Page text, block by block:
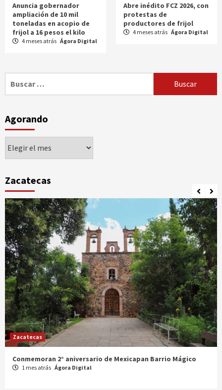
Anuncia gobernador
ampliación de 10 mil
toneladas en acopio de
frijol a 16 pesos el kilo
4 meses atrás Ágora Digital
Abre inédito FCZ 2026, con
protestas de
productores de frijol
4 meses atrás Ágora Digital
Agorando
Zacatecas
Zacatecas
Celebran XX Cabalgata Toma de Zacatecas
1 mes atrás Ágora Digital